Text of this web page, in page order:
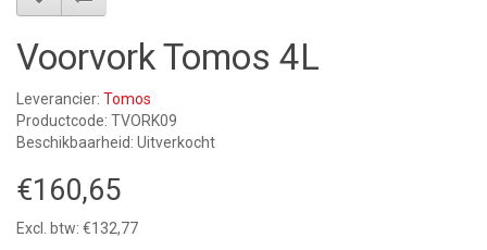
Voorvork Tomos 4L
Leverancier: Tomos
Productcode: TVORK09
Beschikbaarheid: Uitverkocht
€160,65
Excl. btw: €132,77